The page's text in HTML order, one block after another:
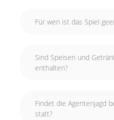
Für wen ist das Spiel
Sind Speisen und
enthalten?
Findet die Agentenjagd
statt?